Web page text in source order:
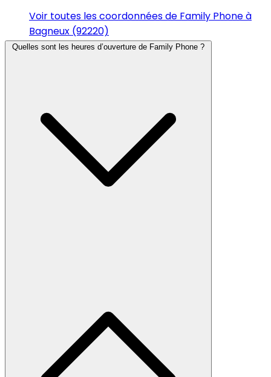
Voir toutes les coordonnées de Family Phone à
Bagneux (92220)
Quelles sont les heures d’ouverture de Family Phone ?